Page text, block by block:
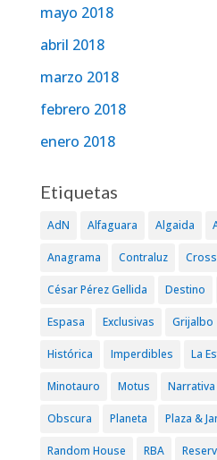
mayo 2018
abril 2018
marzo 2018
febrero 2018
enero 2018
Etiquetas
AdN Alfaguara Algaida
Anagrama Contraluz
César Pérez Gellida Destino
Espasa Exclusivas Grijalbo
Histórica Imperdibles La
Minotauro Motus Narrativa
Obscura Planeta Plaza &
Random House RBA